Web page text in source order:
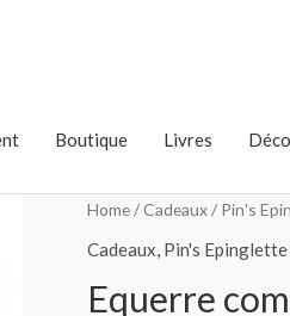
Boutique Livres
Home/Cadeaux/ Pin's
Cadeaux, Pin's Epinglette
Equerre